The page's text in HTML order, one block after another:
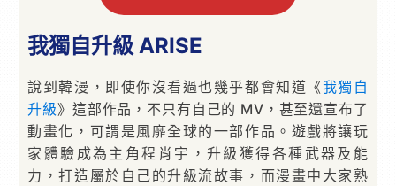
我獨自升級 ARISE
說到韓漫，即使你沒看過也幾乎都會知道《我獨自
升級》這部作品，不只有自己的 MV，甚至還宣布了
動畫化，可謂是風靡全球的一部作品。遊戲將讓玩
家體驗成為主角程肖宇，升級獲得各種武器及能
力，打造屬於自己的升級流故事，而漫畫中大家熟